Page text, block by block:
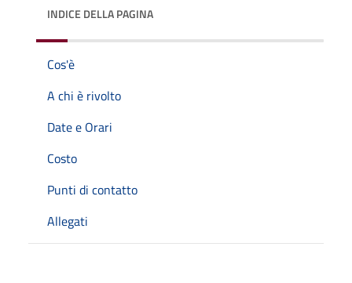
INDICE DELLA PAGINA
Cos'è
A chi è rivolto
Date e Orari
Costo
Punti di contatto
Allegati